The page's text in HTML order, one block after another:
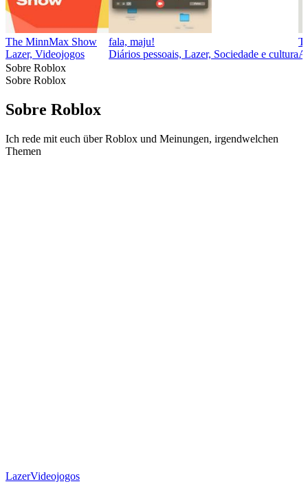
The MinnMax Show
Lazer, Videojogos
fala, maju!
Diários pessoais, Lazer, Sociedade e cultura
Sobre Roblox
Sobre Roblox
Sobre Roblox
Ich rede mit euch über Roblox und Meinungen, irgendwelchen
Themen
LazerVideojogos